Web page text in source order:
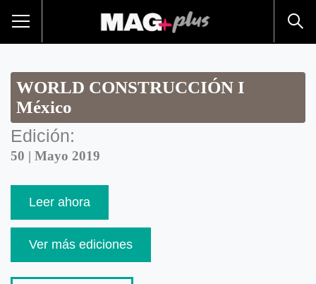
WORLD CONSTRUCCIÓN I
México
Edición:
50 | Mayo 2019
Leer ahora
Ver más ediciones